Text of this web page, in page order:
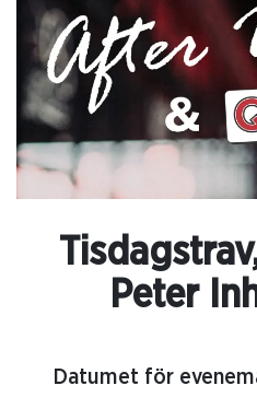
Peter
Datumet för